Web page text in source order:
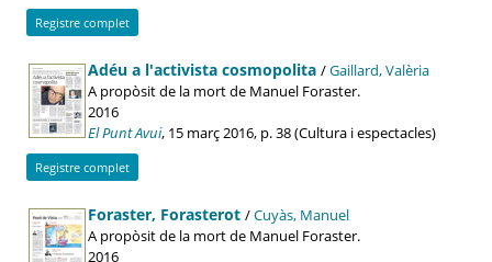
Registre complet
Adéu a l'activista cosmopolita /Gaillard, Valèria
A propòsit de la mort de Manuel Foraster.
2016
El Punt Avui, 15 març 2016, p. 38 (Cultura i espectacles)
Registre complet
Foraster, Forasterot /Cuyàs, Manuel
A propòsit de la mort de Manuel Foraster.
2016